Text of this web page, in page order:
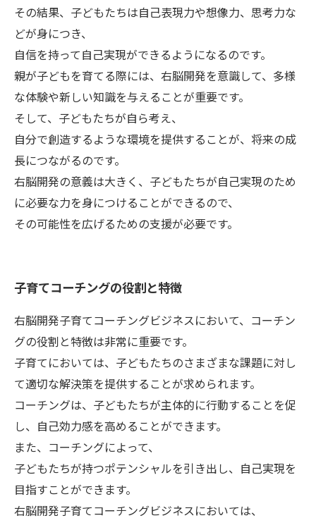
その結果、子どもたちは自己表現力や想像力、思考力な
どが身につき、
自信を持って自己実現ができるようになるのです。
親が子どもを育てる際には、右脳開発を意識して、多様
な体験や新しい知識を与えることが重要です。
そして、子どもたちが自ら考え、
自分で創造するような環境を提供することが、将来の成
長につながるのです。
右脳開発の意義は大きく、子どもたちが自己実現のため
に必要な力を身につけることができるので、
その可能性を広げるための支援が必要です。
子育てコーチングの役割と特徴
右脳開発子育てコーチングビジネスにおいて、コーチン
グの役割と特徴は非常に重要です。
子育てにおいては、子どもたちのさまざまな課題に対し
て適切な解決策を提供することが求められます。
コーチングは、子どもたちが主体的に行動することを促
し、自己効力感を高めることができます。
また、コーチングによって、
子どもたちが持つポテンシャルを引き出し、自己実現を
目指すことができます。
右脳開発子育てコーチングビジネスにおいては、